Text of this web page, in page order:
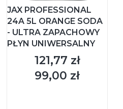
JAX PROFESSIONAL
24A 5L ORANGE SODA
- ULTRA ZAPACHOWY
PŁYN UNIWERSALNY
Cena
121,77 zł
Cena
99,00 zł